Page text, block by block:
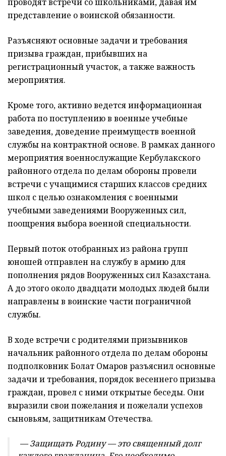
представление о воинской обязанности.
Разъясняют основные задачи и требования
призыва граждан, прибывших на
регистрационный участок, а также важность
мероприятия.
Кроме того, активно ведется информационная
работа по поступлению в военные учебные
заведения, доведение преимуществ военной
службы на контрактной основе. В рамках данного
мероприятия военнослужащие Кербулакского
районного отдела по делам обороны провели
встречи с учащимися старших классов средних
школ с целью ознакомления с военными
учебными заведениями Вооруженных сил,
поощрения выбора военной специальности.
Первый поток отобранных из района групп
юношей отправлен на службу в армию для
пополнения рядов Вооруженных сил Казахстана.
А до этого около двадцати молодых людей были
направлены в воинские части пограничной
службы.
В ходе встречи с родителями призывников
начальник районного отдела по делам обороны
подполковник Болат Омаров разъяснил основные
задачи и требования, порядок весеннего призыва
граждан, провел с ними открытые беседы. Они
выразили свои пожелания и пожелали успехов
сыновьям, защитникам Отечества.
— Защищать Родину — это священный долг